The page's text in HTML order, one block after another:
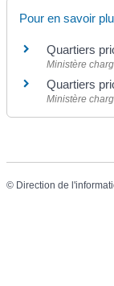
Pour en savoir
Quartiers
Ministère
Quartiers
Ministère
© Direction de